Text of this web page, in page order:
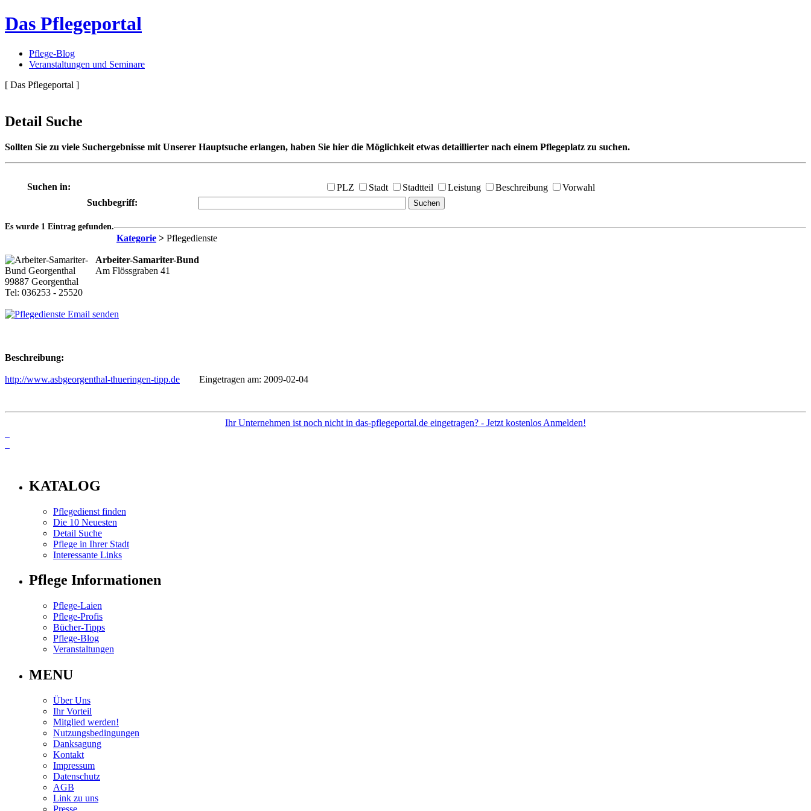
Das Pflegeportal
Pflege-Blog
Veranstaltungen und Seminare
[ Das Pflegeportal ]
Detail Suche
Sollten Sie zu viele Suchergebnisse mit Unserer Hauptsuche erlangen, haben Sie hier die Möglichkeit etwas detaillierter nach einem Pflegeplatz zu suchen.
Suchen in: PLZ Stadt Stadtteil Leistung Beschreibung
Vorwahl
Suchbegriff:
Es wurde 1 Eintrag gefunden.
Kategorie > Pflegedienste
Arbeiter-Samariter-Bund
Am Flössgraben 41
99887 Georgenthal
Tel: 036253 - 25520
Email senden
Beschreibung:
http://www.asbgeorgenthal-thueringen-tipp.de Eingetragen am: 2009-02-04
Ihr Unternehmen ist noch nicht in das-pflegeportal.de eingetragen? - Jetzt kostenlos Anmelden!
KATALOG
Pflegedienst finden
Die 10 Neuesten
Detail Suche
Pflege in Ihrer Stadt
Interessante Links
Pflege Informationen
Pflege-Laien
Pflege-Profis
Bücher-Tipps
Pflege-Blog
Veranstaltungen
MENU
Über Uns
Ihr Vorteil
Mitglied werden!
Nutzungsbedingungen
Danksagung
Kontakt
Impressum
Datenschutz
AGB
Link zu uns